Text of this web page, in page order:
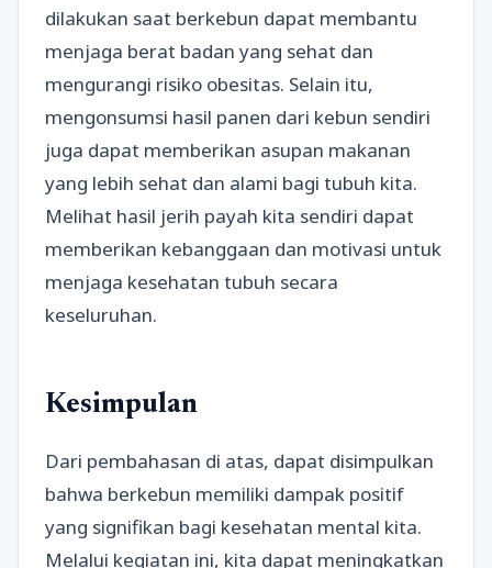
dilakukan saat berkebun dapat membantu
menjaga berat badan yang sehat dan
mengurangi risiko obesitas. Selain itu,
mengonsumsi hasil panen dari kebun sendiri
juga dapat memberikan asupan makanan
yang lebih sehat dan alami bagi tubuh kita.
Melihat hasil jerih payah kita sendiri dapat
memberikan kebanggaan dan motivasi untuk
menjaga kesehatan tubuh secara
keseluruhan.
Kesimpulan
Dari pembahasan di atas, dapat disimpulkan
bahwa berkebun memiliki dampak positif
yang signifikan bagi kesehatan mental kita.
Melalui kegiatan ini, kita dapat meningkatkan